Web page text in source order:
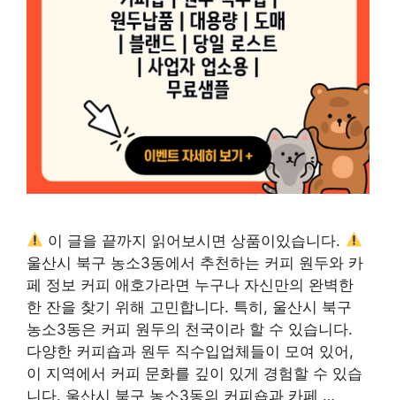
이 글을 끝까지 읽어보시면 상품이있습니다.
울산시 북구 농소3동에서 추천하는 커피 원두와 카
페 정보 커피 애호가라면 누구나 자신만의 완벽한
한 잔을 찾기 위해 고민합니다. 특히, 울산시 북구
농소3동은 커피 원두의 천국이라 할 수 있습니다.
다양한 커피숍과 원두 직수입업체들이 모여 있어,
이 지역에서 커피 문화를 깊이 있게 경험할 수 있습
니다. 울산시 북구 농소3동의 커피숍과 카페 …